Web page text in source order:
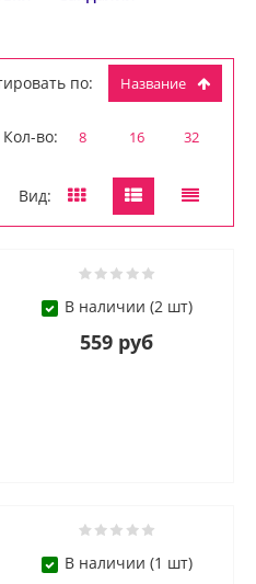
по: Название
Кол-во: 8 16 32
Вид:
В наличии (2 шт)
559 руб
В наличии (1 шт)